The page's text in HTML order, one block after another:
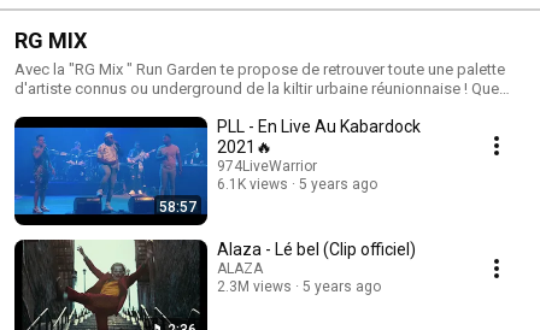
RG MIX
Avec la "RG Mix " Run Garden te propose de retrouver toute une palette
d'artiste connus ou underground de la kiltir urbaine réunionnaise ! Que
romantiques ou en famille, RG te fournit de quoi colorer tes instants !
Retrouvez ces artistes et leurs projets sur notre site via des
articles,analyses et interviews! Bonne écoute les G's !
58:57
PLL - En Live Au Kabardock
2021🔥
974LiveWarrior
6.1K views
5 years ago
Alaza - Lé bel (Clip officiel)
ALAZA
2.3M views
5 years ago